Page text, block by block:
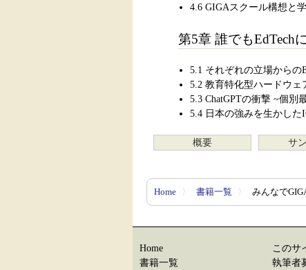
4.6 GIGAスクール構想と
第5章 誰でもEdTech
5.1 それぞれの立場からの
5.2 教育特化型ハードウェ
5.3 ChatGPTの衝撃 ~個別
5.4 日本の強みを生かした
概要 サ
Home 〉 書籍一覧 〉 みんなで
Home
書籍一覧
このサ
執筆者